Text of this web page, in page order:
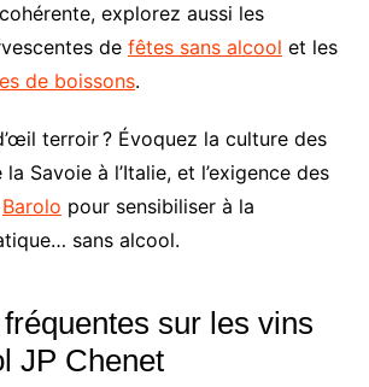
explorez aussi les
de fêtes sans alcool et les
de boissons.
terroir ? Évoquez la culture des
Savoie à l’Italie, et l’exigence des
Barolo pour sensibiliser à la
sans alcool.
sur les vins
JP Chenet